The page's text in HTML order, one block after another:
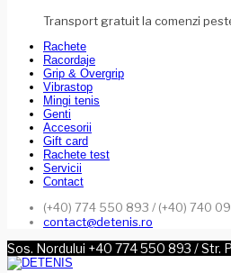
Transport gratuit la comenzi
Rachete
Racordaje
Grip & Overgrip
Vibrastop
Mingi tenis
Genti
Accesorii
Gift card
Rachete test
Servicii
Contact
(+40) 774 550 893 / (+40) 740
contact@detenis.ro
Sos. Nordului +40 774 550 893 / Str.